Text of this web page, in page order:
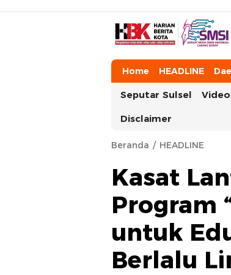
HarianBeritaKota
Mengabarkan Setiap
Home HEADLINE
Seputar Sulsel Video
Disclaimer
Beranda HEADLINE
Kasat
Program
untuk
Berlalu